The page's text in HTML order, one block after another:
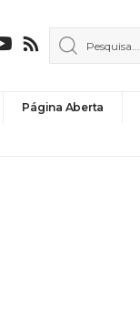
Página Aberta